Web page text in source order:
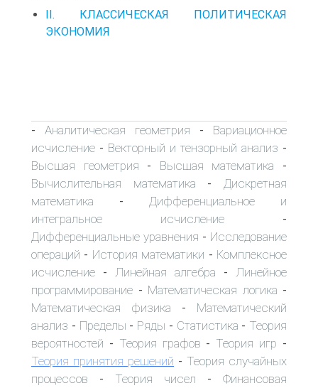
II. КЛАССИЧЕСКАЯ ПОЛИТИЧЕСКАЯ
ЭКОНОМИЯ
- Аналитическая геометрия - Вариационное
исчисление - Векторный и тензорный анализ -
Высшая геометрия - Высшая математика -
Вычислительная математика - Дискретная
математика - Дифференциальное и
интегральное исчисление -
Дифференциальные уравнения - Исследование
операций - История математики - Комплексное
исчисление - Линейная алгебра -
Линейное
программирование - Математическая логика -
Математическая физика - Математический
анализ - Пределы - Ряды - Статистика - Теория
вероятностей - Теория графов - Теория игр -
Теория принятия решений - Теория случайных
процессов - Теория чисел - Финансовая